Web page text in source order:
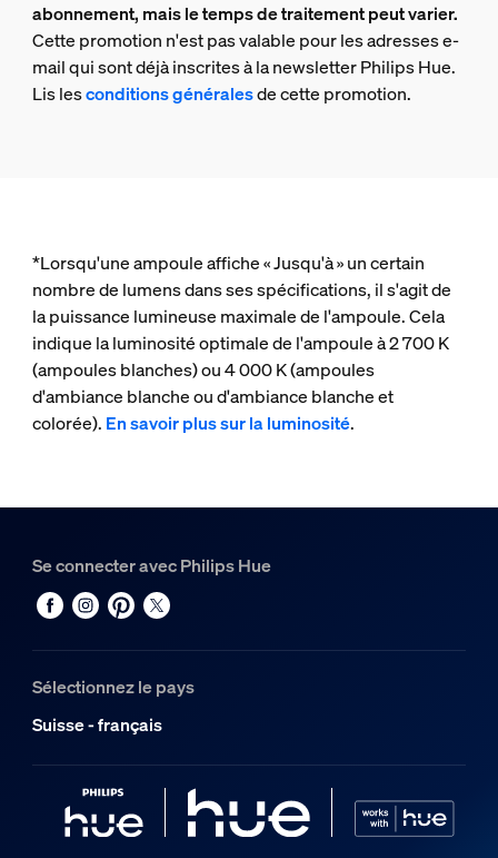
abonnement, mais le temps de traitement peut varier.
Cette promotion n'est pas valable pour les adresses e-
mail qui sont déjà inscrites à la newsletter Philips Hue.
Lis lesconditions généralesde cette promotion.
*Lorsqu'une ampoule affiche « Jusqu'à » un certain
nombre de lumens dans ses spécifications, il s'agit de
la puissance lumineuse maximale de l'ampoule. Cela
indique la luminosité optimale de l'ampoule à 2 700 K
(ampoules blanches) ou 4 000 K (ampoules
d'ambiance blanche ou d'ambiance blanche et
colorée). En savoir plus sur la luminosité.
Se connecter avec Philips Hue
Sélectionnez le pays
Suisse - français